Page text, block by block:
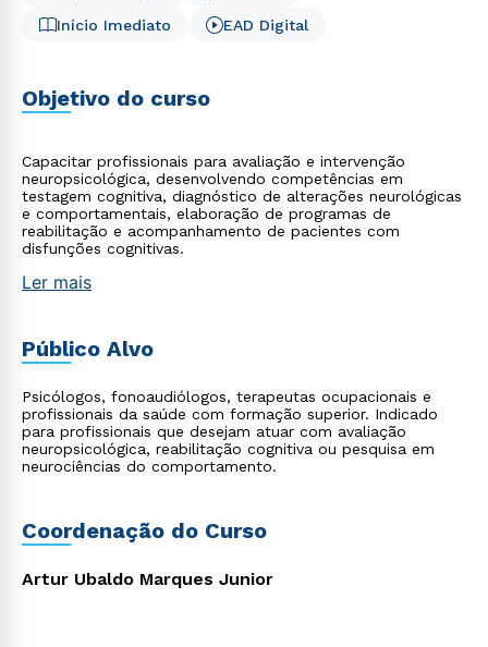
Início Imediato
EAD Digital
Objetivo do curso
Capacitar profissionais para avaliação e intervenção
neuropsicológica, desenvolvendo competências em
testagem cognitiva, diagnóstico de alterações neurológicas
e comportamentais, elaboração de programas de
reabilitação e acompanhamento de pacientes com
disfunções cognitivas.
Ler mais
Público Alvo
Psicólogos, fonoaudiólogos, terapeutas ocupacionais e
profissionais da saúde com formação superior. Indicado
para profissionais que desejam atuar com avaliação
neuropsicológica, reabilitação cognitiva ou pesquisa em
neurociências do comportamento.
Coordenação do Curso
Artur Ubaldo Marques Junior